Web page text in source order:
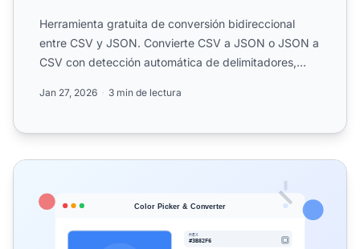
Herramienta gratuita de conversión bidireccional
entre CSV y JSON. Convierte CSV a JSON o JSON a
CSV con detección automática de delimitadores,
Jan 27, 2026 3 min de lectura
Selector de Color - Conversor HEX RGB HSL y